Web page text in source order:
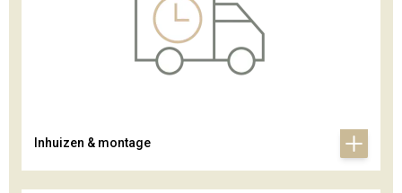
Inhuizen & montage